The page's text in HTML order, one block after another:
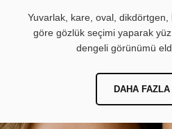
Yuvarlak, kare, oval,
göre gözlük seçimi yaparak
dengeli görünümü
DAHA FAZLA